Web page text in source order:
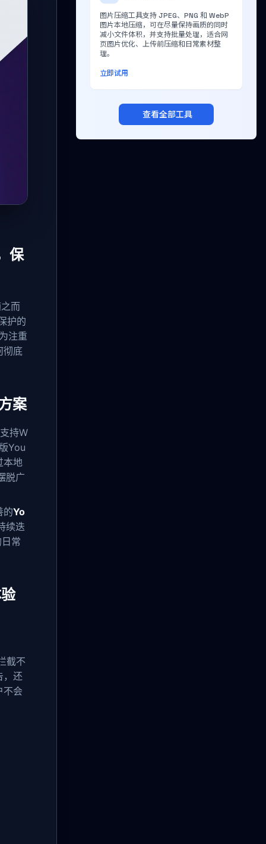
保
而
护的
注重
彻底
案
持W
You
本地
脱广
的Yo
续迭
常
截不
，还
不会
图片压缩工具支持 JPEG、PNG 和 WebP
图片本地压缩，可在尽量保持画质的同时
减小文件体积，并支持批量处理，适合网
页图片优化、上传前压缩和日常素材整
理。
立即试用
查看全部工具